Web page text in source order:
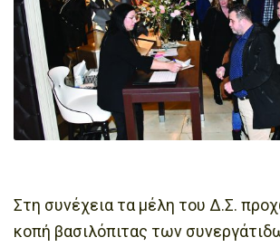
Στη συνέχεια τα μέλη του Δ.Σ.
κοπή βασιλόπιτας των